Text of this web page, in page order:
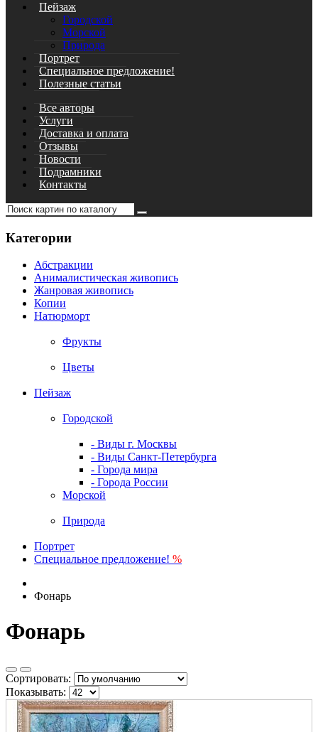
Пейзаж
Городской
Морской
Природа
Портрет
Специальное предложение!
Полезные статьи
Все авторы
Услуги
Доставка и оплата
Отзывы
Новости
Подрамники
Контакты
Категории
Абстракции
Анималистическая живопись
Жанровая живопись
Копии
Натюрморт
Фрукты
Цветы
Пейзаж
Городской
- Виды г. Москвы
- Виды Санкт-Петербурга
- Города мира
- Города России
Морской
Природа
Портрет
Специальное предложение! %
Фонарь
Фонарь
Сортировать:
Показывать: